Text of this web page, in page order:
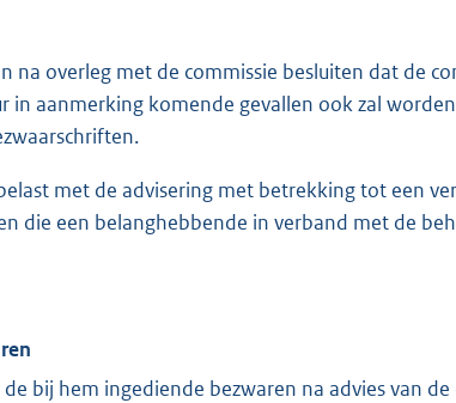
na overleg met de commissie besluiten dat de
in aanmerking komende gevallen ook zal
met de advisering met betrekking tot een
die een belanghebbende in verband met de
bij hem ingediende bezwaren na advies van de